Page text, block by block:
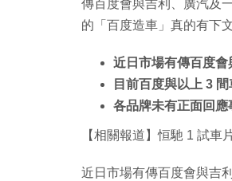
傳百度會與吉利、廣汽及
的「百度造車」真的有下
近日市場有傳百度
目前百度與以上 3
各品牌未有正面回應
【相關報道】恒馳 1 試
近日市場有傳百度會與吉